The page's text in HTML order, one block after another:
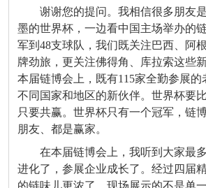
谢谢您的提问。我相信很多朋友
墨的世界杯，一边看中国主场举办的
军到 48支球队，我们既关注巴西、阿
牌劲旅，更关注佛得角、库拉索这些
本届链博会上，既有115家全勤参展的
不同国家和地区的新伙伴。世界杯要
只要共赢。世界杯只有一个冠军，链
朋友、都是赢家。
在本届链博会上，我听到大家最
进化了，参展企业成长了。经过四届
的链味儿更浓了。现场展示的不是单